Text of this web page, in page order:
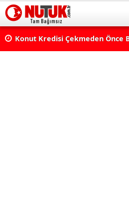
Konut Kredisi Çekmeden Önce